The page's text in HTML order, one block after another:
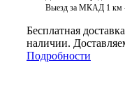
Выезд за МКАД 1 км
Бесплатная
наличии.
Подробности